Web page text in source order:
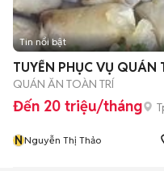
Tin nổi bật
TUYỂN PHỤC VỤ QUÁN
QUÁN ĂN TOÀN TRÍ
Đến 20 triệu/tháng
NNguyễn Thị Thảo